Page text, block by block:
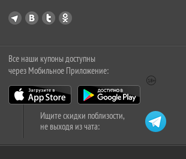
Все наши купоны доступны
через Мобильное Приложение:
Ищите скидки поблизости,
не выходя из чата: